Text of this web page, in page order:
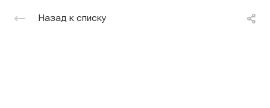
Назад к списку